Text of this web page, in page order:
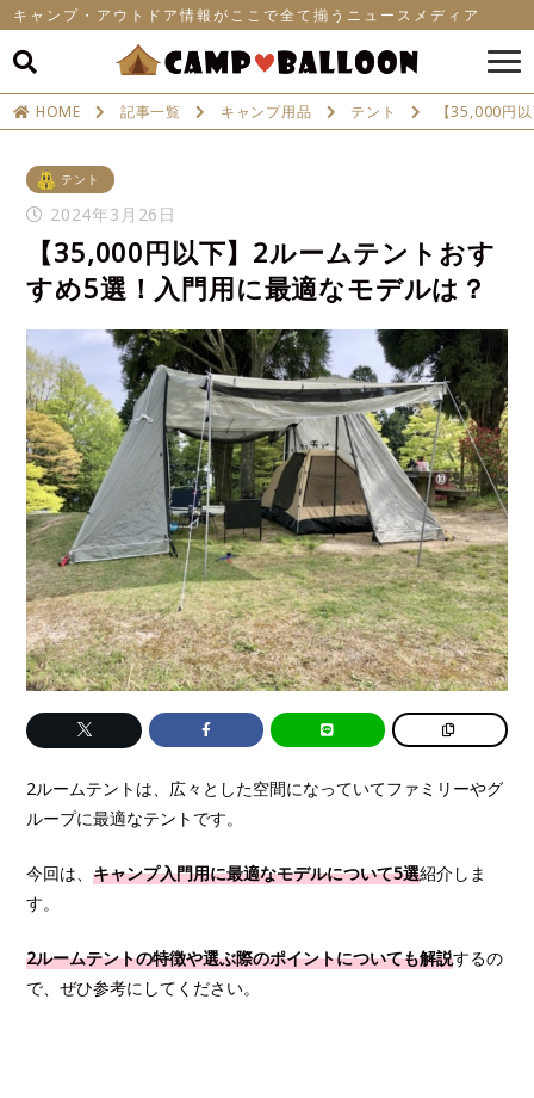
キャンプ・アウトドア情報がここで全て揃うニュースメディア
HOME 記事一覧 キャンプ用品 テント 【35,000円
テント
2024年3月26日
【35,000円以下】2ルームテントおす
すめ5選！入門用に最適なモデルは？
2ルームテントは、広々とした空間になっていてファミリーやグ
ループに最適なテントです。
今回は、キャンプ入門用に最適なモデルについて5選紹介しま
す。
2ルームテントの特徴や選ぶ際のポイントについても解説するの
で、ぜひ参考にしてください。